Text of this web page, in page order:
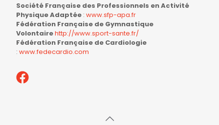
Société Française des Professionnels en Activité
Physique Adaptée : www.sfp-apa.fr
Fédération Française de Gymnastique
Volontairehttp://www.sport-sante.fr/
Fédération Française de Cardiologie
: www.fedecardio.com